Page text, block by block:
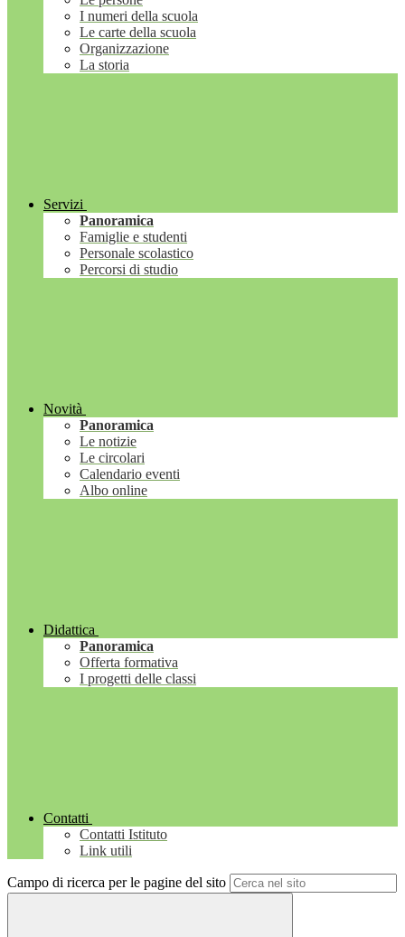
I numeri della scuola
Le carte della scuola
Organizzazione
La storia
Servizi
Panoramica
Famiglie e studenti
Personale scolastico
Percorsi di studio
Novità
Panoramica
Le notizie
Le circolari
Calendario eventi
Albo online
Didattica
Panoramica
Offerta formativa
I progetti delle classi
Contatti
Contatti Istituto
Link utili
Campo di ricerca per le pagine del sito